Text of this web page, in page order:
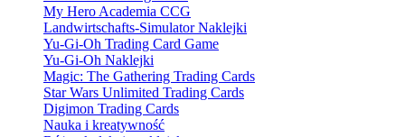
My Hero Academia CCG
Landwirtschafts-Simulator Naklejki
Yu-Gi-Oh Trading Card Game
Yu-Gi-Oh Naklejki
Magic: The Gathering Trading Cards
Star Wars Unlimited Trading Cards
Digimon Trading Cards
Nauka i kreatywność